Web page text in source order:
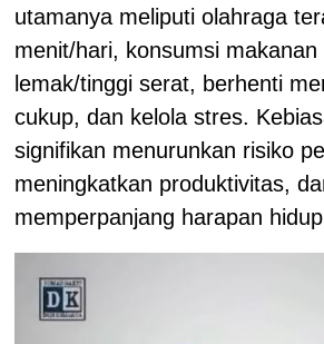
utamanya meliputi olahraga
menit/hari, konsumsi makanan
lemak/tinggi serat, berhenti
cukup, dan kelola stres.
signifikan menurunkan risiko
meningkatkan produktivitas,
memperpanjang harapan